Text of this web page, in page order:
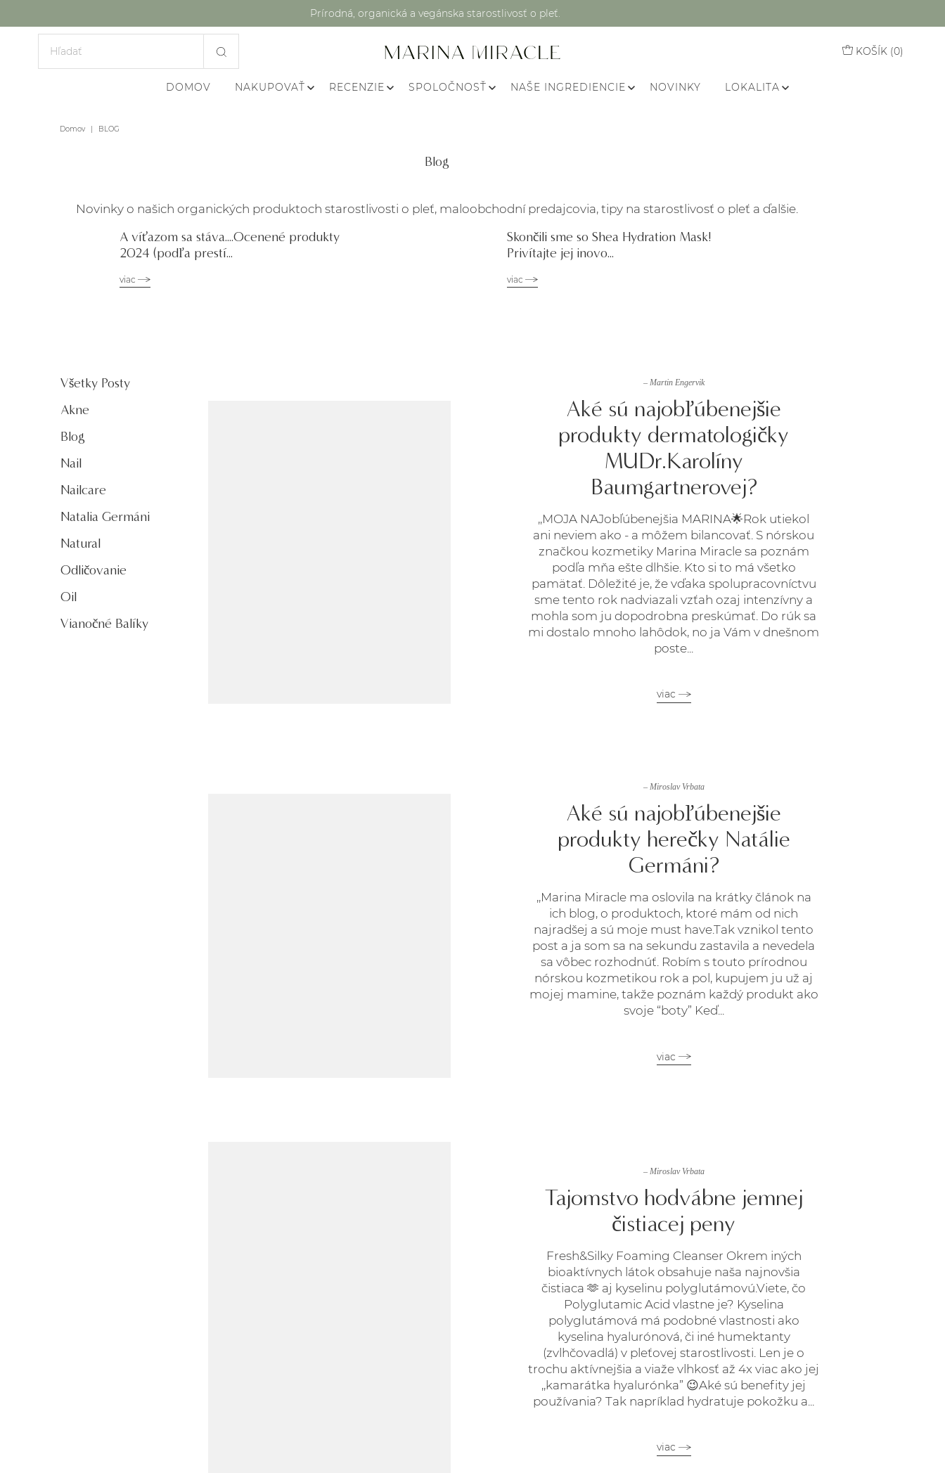
Prírodná, organická a vegánska starostlivosť o pleť.
KOŠÍK (0)
DOMOV NAKUPOVAŤ RECENZIE SPOLOČNOSŤ NAŠE INGREDIENCIE NOVINKY LOKALITA
Domov | BLOG
Blog
Novinky o našich organických produktoch starostlivosti o pleť, maloobchodní predajcovia, tipy na starostlivosť o pleť a ďalšie.
A víťazom sa stáva....Ocenené produkty
2024 (podľa prestí...
viac
Skončili sme so Shea Hydration Mask!
Privítajte jej inovo...
viac
Všetky Posty
Akne
Blog
Nail
Nailcare
Natalia Germáni
Natural
Odličovanie
Oil
Vianočné Balíky
– Martin Engervik
Aké sú najobľúbenejšie
produkty dermatologičky
MUDr.Karolíny
Baumgartnerovej?
,,MOJA NAJobľúbenejšia MARINA🌟Rok utiekol
ani neviem ako - a môžem bilancovať. S nórskou
značkou kozmetiky Marina Miracle sa poznám
podľa mňa ešte dlhšie. Kto si to má všetko
pamätať. Dôležité je, že vďaka spolupracovníctvu
sme tento rok nadviazali vzťah ozaj intenzívny a
mohla som ju dopodrobna preskúmať. Do rúk sa
mi dostalo mnoho lahôdok, no ja Vám v dnešnom
poste...
viac
– Miroslav Vrbata
Aké sú najobľúbenejšie
produkty herečky Natálie
Germáni?
,,Marina Miracle ma oslovila na krátky článok na
ich blog, o produktoch, ktoré mám od nich
najradšej a sú moje must have.Tak vznikol tento
post a ja som sa na sekundu zastavila a nevedela
sa vôbec rozhodnúť. Robím s touto prírodnou
nórskou kozmetikou rok a pol, kupujem ju už aj
mojej mamine, takže poznám každý produkt ako
svoje “boty” Keď...
viac
– Miroslav Vrbata
Tajomstvo hodvábne jemnej
čistiacej peny
Fresh&Silky Foaming Cleanser Okrem iných
bioaktívnych látok obsahuje naša najnovšia
čistiaca 🫶 aj kyselinu polyglutámovú.Viete, čo
Polyglutamic Acid vlastne je? Kyselina
polyglutámová má podobné vlastnosti ako
kyselina hyalurónová, či iné humektanty
(zvlhčovadlá) v pleťovej starostlivosti. Len je o
trochu aktívnejšia a viaže vlhkosť až 4x viac ako jej
,,kamarátka hyalurónka” 😉Aké sú benefity jej
používania? Tak napríklad hydratuje pokožku a...
viac